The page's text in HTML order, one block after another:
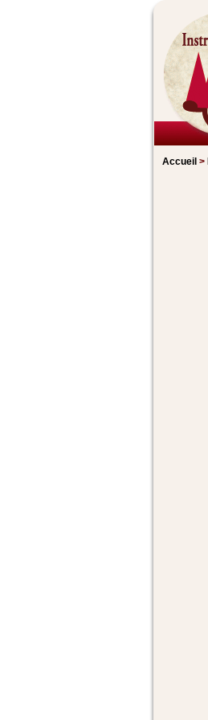
Accueil >